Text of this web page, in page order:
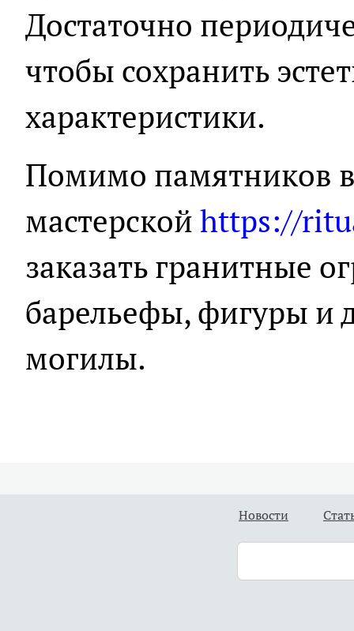
Достаточно
чтобы сохранить
характеристики.
Помимо памятников
мастерскойhttps://
заказать гранитные
барельефы, фигуры и
могилы.
Новости